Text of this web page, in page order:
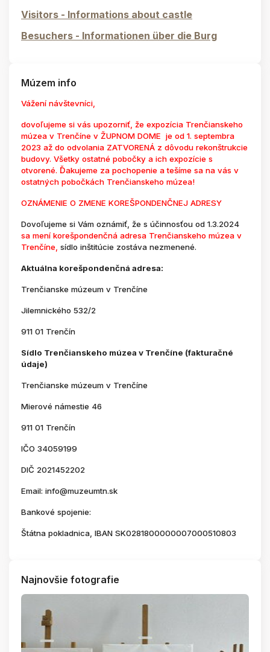
Visitors - Informations about castle
Besuchers - Informationen über die Burg
Múzem info
Vážení návštevníci,
dovoľujeme si vás upozorniť, že expozícia Trenčianskeho
múzea v Trenčíne v ŽUPNOM DOME je od 1. septembra
2023 až do odvolania ZATVORENÁ z dôvodu rekonštrukcie
budovy. Všetky ostatné pobočky a ich expozície s
otvorené. Ďakujeme za pochopenie a tešíme sa na vás v
ostatných pobočkách Trenčianskeho múzea!
OZNÁMENIE O ZMENE KOREŠPONDENČNEJ ADRESY
Dovoľujeme si Vám oznámiť, že s účinnosťou od 1.3.2024
sa mení korešpondenčná adresa Trenčianskeho múzea v
Trenčíne, sídlo inštitúcie zostáva nezmenené.
Aktuálna korešpondenčná adresa:
Trenčianske múzeum v Trenčíne
Jilemnického 532/2
911 01 Trenčín
Sídlo Trenčianskeho múzea v Trenčíne (fakturačné
údaje)
Trenčianske múzeum v Trenčíne
Mierové námestie 46
911 01 Trenčín
IČO 34059199
DIČ 2021452202
Email: info@muzeumtn.sk
Bankové spojenie:
Štátna pokladnica, IBAN SK0281800000007000510803
Najnovšie fotografie